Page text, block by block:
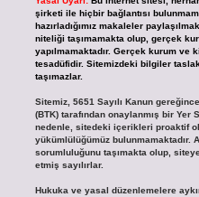
şirketi ile hiçbir bağlantısı
hazırladığımız makaleler
niteliği taşımamakta olup, gerçek
yapılmamaktadır. Gerçek kurum
tesadüfidir. Sitemizdeki bilgiler
taşımazlar.
Sitemiz, 5651 Sayılı Kanun
(BTK) tarafından onaylanmış bir Yer
nedenle, sitedeki içerikleri proaktif
yükümlülüğümüz bulunmamaktadır.
sorumluluğunu taşımakta olup,
etmiş sayılırlar.
Hukuka ve yasal düzenlemelere